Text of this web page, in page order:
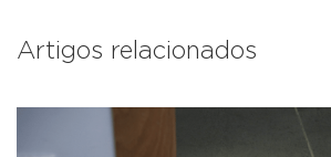
Artigos relacionados